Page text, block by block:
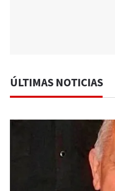
ÚLTIMAS NOTICIAS